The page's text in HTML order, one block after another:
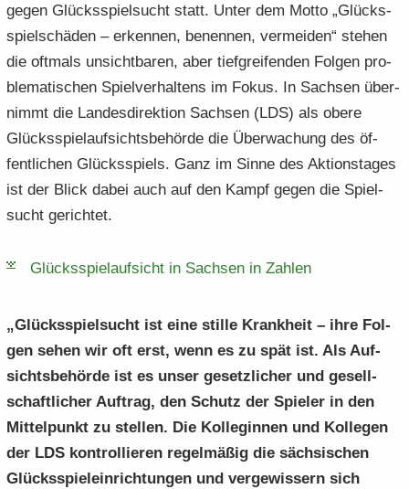
e
n
­
N
a
­
v
i
­
o
n
­
o
n
t
i
­
e
n
­
N
a
­
v
i
­
o
n
a
­
t
i
n
gegen Glücks­spiel­sucht statt. Unter dem Motto „Glücks­
spiel­schä­den – er­ken­nen, be­nen­nen, ver­mei­den“ ste­hen
die oft­mals un­sicht­ba­ren, aber tief­grei­fen­den Fol­gen pro­
ble­ma­ti­schen Spiel­ver­hal­tens im Fokus. In Sach­sen über­
nimmt die Lan­des­di­rek­ti­on Sach­sen (LDS) als obere
Glücks­spiel­auf­sichts­be­hör­de die Über­wa­chung des öf­
fent­li­chen Glücks­spiels. Ganz im Sinne des Ak­ti­ons­ta­ges
ist der Blick dabei auch auf den Kampf gegen die Spiel­
sucht ge­rich­tet.
Glücks­spiel­auf­sicht in Sach­sen in Zah­len
„Glücks­spiel­sucht ist eine stil­le Krank­heit – ihre Fol­
gen sehen wir oft erst, wenn es zu spät ist. Als Auf­
sichts­be­hör­de ist es unser ge­setz­li­cher und ge­sell­
schaft­li­cher Auf­trag, den Schutz der Spie­ler in den
Mit­tel­punkt zu stel­len. Die Kol­le­gin­nen und Kol­le­gen
der LDS kon­trol­lie­ren re­gel­mä­ßig die säch­si­schen
Glücks­spiel­ein­rich­tun­gen und ver­ge­wis­sern sich
­
m
a
­
­
o
n